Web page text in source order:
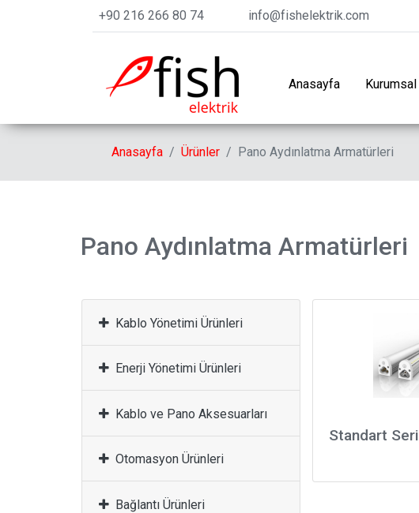
+90 216 266 80 74 info@fishelektrik.com
Anasayfa Kurumsal
Anasayfa Ürünler Pano Aydınlatma Armatürleri
Pano Aydınlatma Armatürleri
Standart Seri
Kablo Yönetimi Ürünleri
Enerji Yönetimi Ürünleri
Kablo ve Pano Aksesuarları
Otomasyon Ürünleri
Bağlantı Ürünleri